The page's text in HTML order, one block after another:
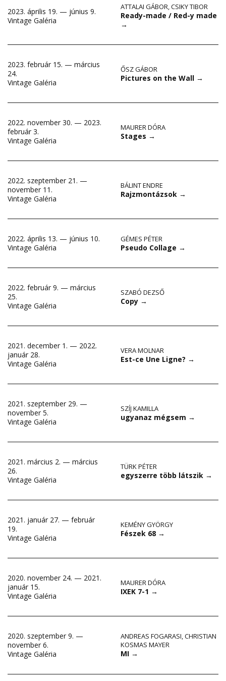
2023. április 19. — június 9.
Vintage Galéria
ATTALAI GÁBOR,CSIKY TIBOR
Ready-made / Red-y made
→
2023. február 15. — március
24.
Vintage Galéria
ŐSZ GÁBOR
Pictures on the Wall →
2022. november 30. — 2023.
február 3.
Vintage Galéria
MAURER DÓRA
Stages →
2022. szeptember 21. —
november 11.
Vintage Galéria
BÁLINT ENDRE
Rajzmontázsok →
2022. április 13. — június 10.
Vintage Galéria
GÉMES PÉTER
Pseudo Collage →
2022. február 9. — március
25.
Vintage Galéria
SZABÓ DEZSŐ
Copy →
2021. december 1. — 2022.
január 28.
Vintage Galéria
VERA MOLNAR
Est-ce Une Ligne? →
2021. szeptember 29. —
november 5.
Vintage Galéria
SZÍJ KAMILLA
ugyanaz mégsem →
2021. március 2. — március
26.
Vintage Galéria
TÜRK PÉTER
egyszerre több látszik →
2021. január 27. — február
19.
Vintage Galéria
KEMÉNY GYÖRGY
Fészek 68 →
2020. november 24. — 2021.
január 15.
Vintage Galéria
MAURER DÓRA
IXEK 7-1 →
2020. szeptember 9. —
november 6.
Vintage Galéria
ANDREAS FOGARASI,CHRISTIAN
KOSMAS MAYER
MI →